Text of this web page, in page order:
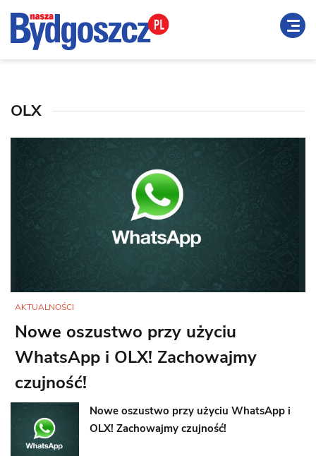
OLX
AKTUALNOŚCI
Nowe oszustwo przy użyciu
WhatsApp i OLX! Zachowajmy
czujność!
Nowe oszustwo przy użyciu WhatsApp i
OLX! Zachowajmy czujność!